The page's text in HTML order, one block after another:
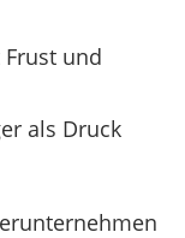
und
als Druck